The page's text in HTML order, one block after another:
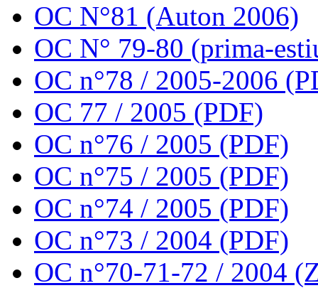
OC N°81 (Auton 2006)
OC N° 79-80 (prima-
OC n°78 / 2005-2006
OC 77 / 2005 (PDF)
OC n°76 / 2005 (PDF)
OC n°75 / 2005 (PDF)
OC n°74 / 2005 (PDF)
OC n°73 / 2004 (PDF)
OC n°70-71-72 / 2004